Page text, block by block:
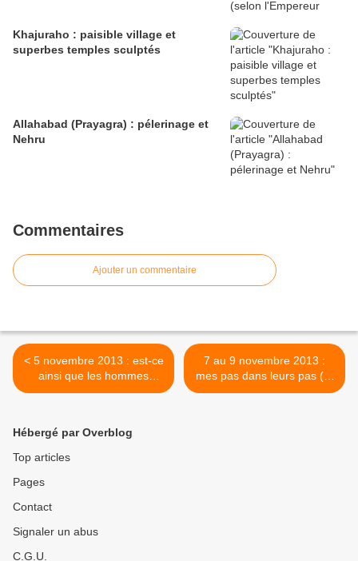
Khajuraho : paisible village et
superbes temples sculptés
Allahabad (Prayagra) : pélerinage et
Nehru
Commentaires
Ajouter un commentaire
< 5 novembre 2013 : est-ce
ainsi que les hommes
vivent ?
7 au 9 novembre 2013 :
mes pas dans leurs pas (2)
>
Hébergé par Overblog
Top articles
Pages
Contact
Signaler un abus
C.G.U.